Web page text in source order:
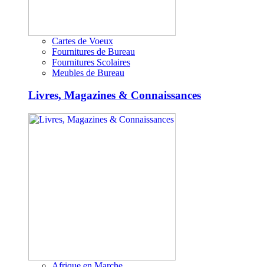
Cartes de Voeux
Fournitures de Bureau
Fournitures Scolaires
Meubles de Bureau
Livres, Magazines & Connaissances